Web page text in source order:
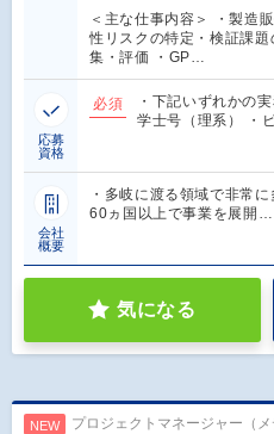
＜主な仕事内容＞ ・製造
性リスクの特定・検証課
集・評価 ・GP…
応募
資格
必須
・下記いずれか
学士号（理系） ・
会社
概要
・多岐に渡る領域で非常
60ヵ国以上で事業を展開…
気になる
NEW プロジェクトマネージャー（メ